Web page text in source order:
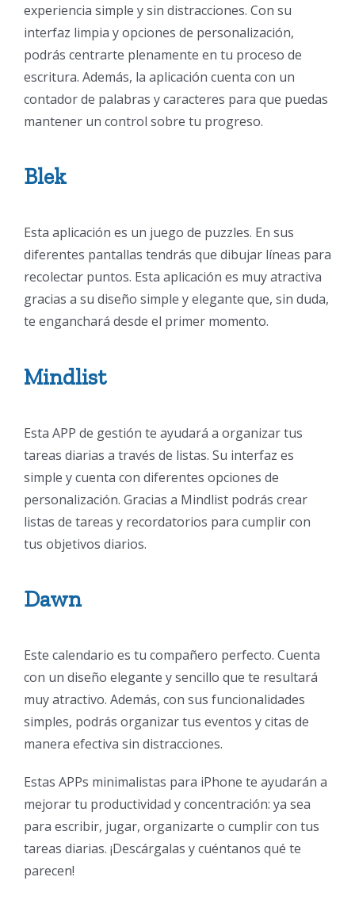
experiencia simple y sin distracciones. Con su
interfaz limpia y opciones de personalización,
podrás centrarte plenamente en tu proceso de
escritura. Además, la aplicación cuenta con un
contador de palabras y caracteres para que puedas
mantener un control sobre tu progreso.
Blek
Esta aplicación es un juego de puzzles. En sus
diferentes pantallas tendrás que dibujar líneas para
recolectar puntos. Esta aplicación es muy atractiva
gracias a su diseño simple y elegante que, sin duda,
te enganchará desde el primer momento.
Mindlist
Esta APP de gestión te ayudará a organizar tus
tareas diarias a través de listas. Su interfaz es
simple y cuenta con diferentes opciones de
personalización. Gracias a Mindlist podrás crear
listas de tareas y recordatorios para cumplir con
tus objetivos diarios.
Dawn
Este calendario es tu compañero perfecto. Cuenta
con un diseño elegante y sencillo que te resultará
muy atractivo. Además, con sus funcionalidades
simples, podrás organizar tus eventos y citas de
manera efectiva sin distracciones.
Estas APPs minimalistas para iPhone te ayudarán a
mejorar tu productividad y concentración: ya sea
para escribir, jugar, organizarte o cumplir con tus
tareas diarias. ¡Descárgalas y cuéntanos qué te
parecen!